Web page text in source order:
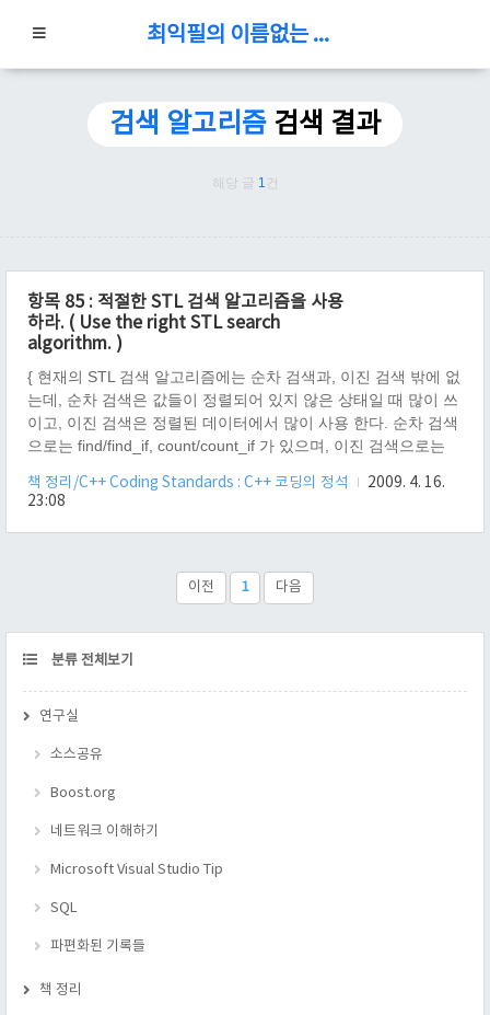
최익필의 이름없는 블로그
검색 알고리즘 검색 결과
해당 글 1 건
항목 85 : 적절한 STL 검색 알고리즘을 사용
하라. ( Use the right STL search
algorithm. )
{ 현재의 STL 검색 알고리즘에는 순차 검색과, 이진 검색 밖에 없
는데, 순차 검색은 값들이 정렬되어 있지 않은 상태일 때 많이 쓰
이고, 이진 검색은 정렬된 데이터에서 많이 사용 한다. 순차 검색
으로는 find/find_if, count/count_if 가 있으며, 이진 검색으로는
가 있다. 각각 검색하면 자세히 나오므로 여기서 생략한다. }
책 정리/C++ Coding Standards : C++ 코딩의 정석
2009. 4. 16.
23:08
이전 1 다음
CATEGORY
분류 전체보기
연구실
소스공유
Boost.org
네트워크 이해하기
Microsoft Visual Studio Tip
SQL
파편화된 기록들
책 정리